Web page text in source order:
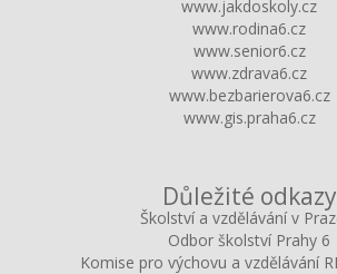
www.jakdoskoly.cz
www.rodina6.cz
www.senior6.cz
www.zdrava6.cz
www.bezbarierova6.cz
www.gis.praha6.cz
Důležité odkazy
Školství a vzdělávání v
Odbor školství Prahy 6
Komise pro výchovu a vzdělávání